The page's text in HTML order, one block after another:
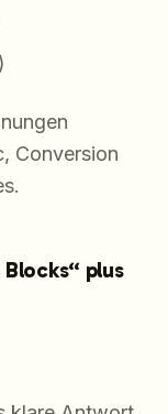
Conversion
plus